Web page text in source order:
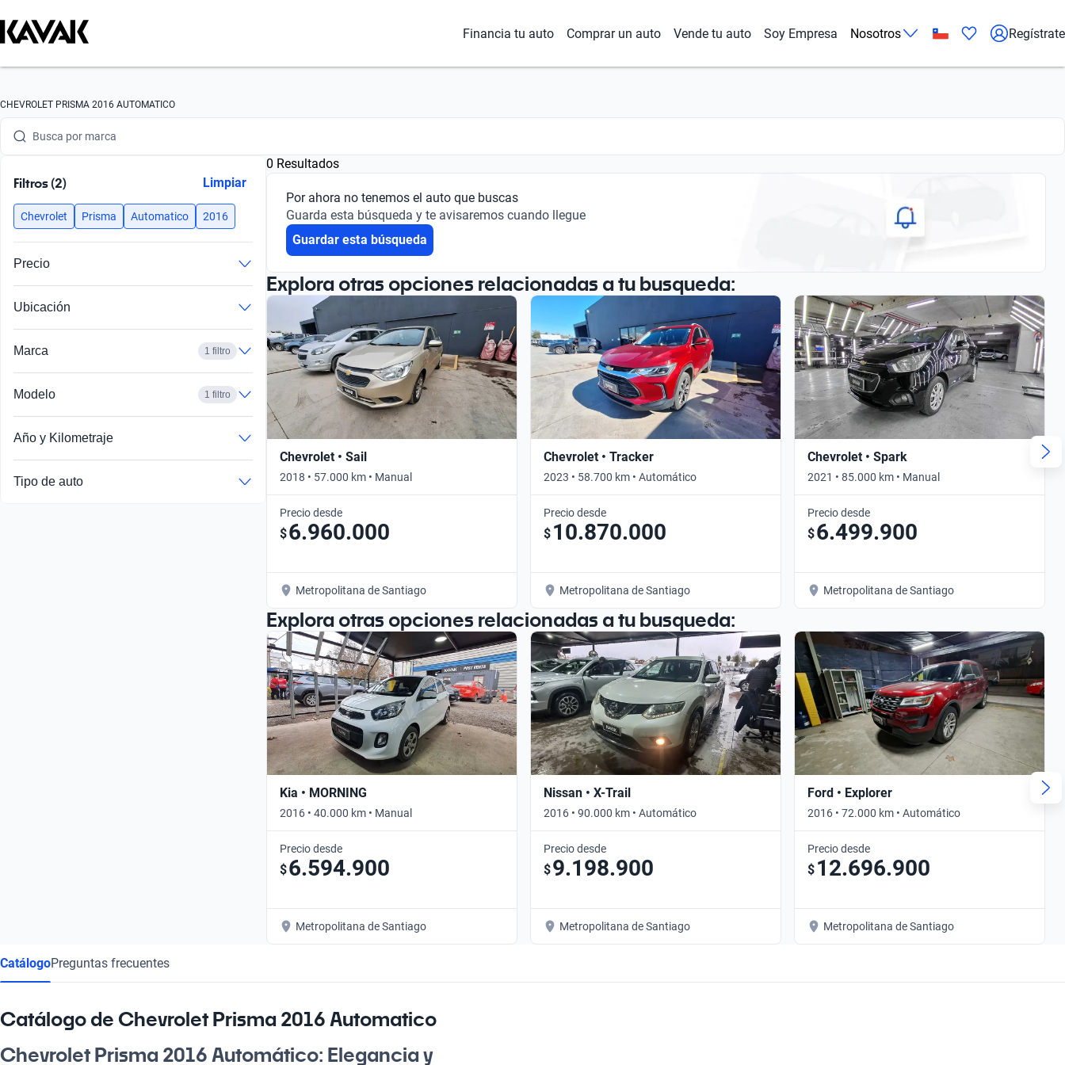
Financia tu auto Comprar un auto Vende tu auto Soy Empresa Nosotros Regístrate
CHEVROLET PRISMA 2016 AUTOMATICO
Busca por marca
Busca por modelo
Busca por año
Busca por marca
Busca por versión
Busca por año
Filtros (2) Limpiar
Chevrolet Prisma Automatico 2016
Precio
Ubicación
Marca 1 filtro
Modelo 1 filtro
Año y Kilometraje
Tipo de auto
0 Resultados
Por ahora no tenemos el auto que buscas
Guarda esta búsqueda y te avisaremos cuando llegue
Guardar esta búsqueda
Explora otras opciones relacionadas a tu busqueda:
Chevrolet • Sail
2018 • 57.000 km • Manual
Precio desde
$6.960.000
Metropolitana de Santiago
Chevrolet • Tracker
2023 • 58.700 km • Automático
Precio desde
$ 10.870.000
Metropolitana de Santiago
Chevrolet • Spark
2021 • 85.000 km • Manual
Precio desde
$6.499.900
Metropolitana de Santiago
Explora otras opciones relacionadas a tu busqueda:
Kia • MORNING
2016 • 40.000 km • Manual
Precio desde
$6.594.900
Metropolitana de Santiago
Nissan • X-Trail
2016 • 90.000 km • Automático
Precio desde
$9.198.900
Metropolitana de Santiago
Ford • Explorer
2016 • 72.000 km • Automático
Precio desde
$ 12.696.900
Metropolitana de Santiago
CatálogoPreguntas frecuentes
Catálogo de Chevrolet Prisma 2016 Automatico
Chevrolet Prisma 2016 Automático: Elegancia y